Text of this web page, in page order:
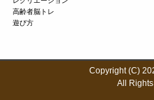
高齢者脳トレ
遊び方
Copyright (C)
All